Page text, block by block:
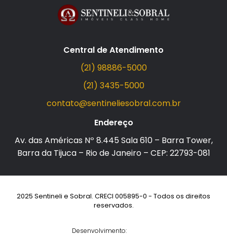
Central de Atendimento
(21) 98886-5000
(21) 3435-5000
contato@sentineliesobral.com.br
Endereço
Av. das Américas Nº 8.445 Sala 610 – Barra Tower,
Barra da Tijuca – Rio de Janeiro – CEP: 22793-081
2025 Sentineli e Sobral. CRECI 005895-0 - Todos os direitos
reservados.
Desenvolvimento: